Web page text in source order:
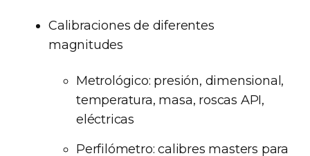
Calibraciones de diferentes
magnitudes
Metrológico: presión, dimensional,
temperatura, masa, roscas API,
eléctricas
Perfilómetro: calibres masters para